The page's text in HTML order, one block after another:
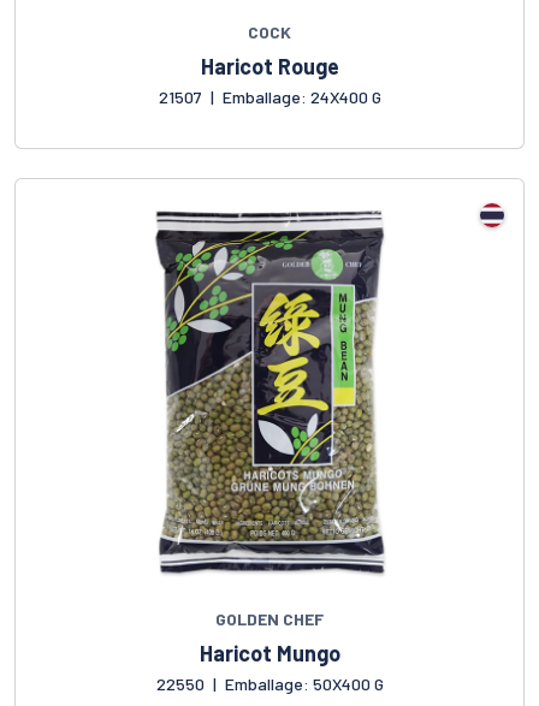
COCK
Haricot Rouge
21507 | Emballage: 24X400 G
GOLDEN CHEF
Haricot Mungo
22550 | Emballage: 50X400 G